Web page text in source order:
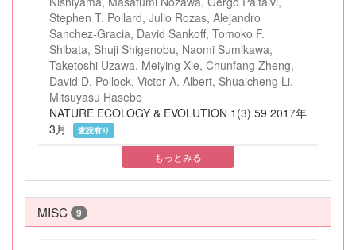
Stephen T. Pollard, Julio Rozas, Alejandro
Sanchez-Gracia, David Sankoff, Tomoko F.
Shibata, Shuji Shigenobu, Naomi Sumikawa,
Taketoshi Uzawa, Meiying Xie, Chunfang Zheng,
David D. Pollock, Victor A. Albert, Shuaicheng Li,
Mitsuyasu Hasebe
NATURE ECOLOGY & EVOLUTION 1(3) 59 2017年
3月
査読有り
もっとみる
MISC 9